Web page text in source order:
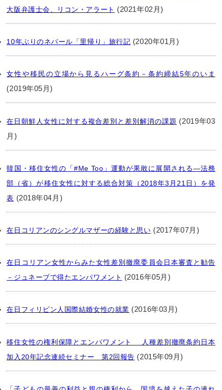
大阪弁護士会、リコン・アラート (2021年02月)
10年ぶりのネパール「里帰り」旅行記 (2020年01月)
女性や移民の立場から見るハーグ条約－条約締結5年のいま
(2019年05月)
在日朝鮮人女性に対する複合差別と差別解消の課題 (2019年03
月)
韓国・移住女性の「#Me Too」運動が果敢に展開される―法務
部（省）が移住女性に対する総合対策（2018年3月21日）を発
表 (2018年04月)
在日コリアンのシングルマザーの経験と思い (2017年07月)
在日コリアン女性からみた女性差別撤廃委員会日本審査と勧告
－ジュネーブで得たエンパワメント (2016年05月)
在日フィリピン人国際結婚女性の就業 (2016年03月)
移住女性の権利保障とエンパワメント 人種差別撤廃条約日本
加入20年記念連続セミナー 第2回報告 (2015年09月)